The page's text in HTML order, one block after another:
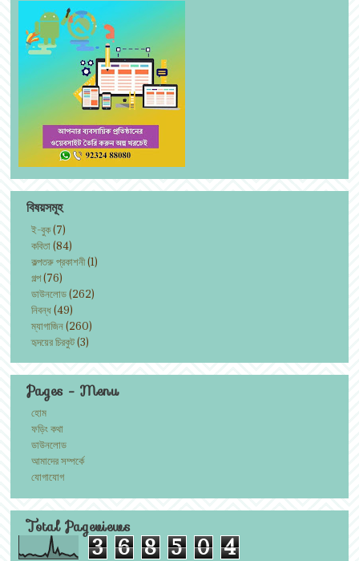
বিষয়সমূহ
ই-বুক(7)
কবিতা(84)
কল্পতরু প্রকাশনী(1)
গল্প(76)
ডাউনলোড(262)
নিবন্ধ(49)
ম্যাগাজিন(260)
হৃদয়ের চিরকুট(3)
Pages - Menu
হোম
ফড়িং কথা
ডাউনলোড
আমাদের সম্পর্কে
যোগাযোগ
Total Pageviews
3 6 8 5 0 4